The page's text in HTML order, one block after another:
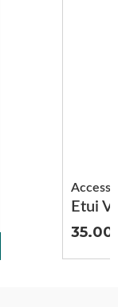
Etui
35.00